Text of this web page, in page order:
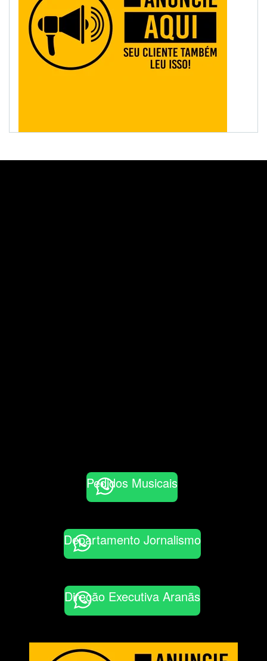
Pedidos Musicais
Departamento Jornalismo
Direção Executiva Aranãs